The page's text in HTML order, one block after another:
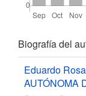
Detalles
del
Biografía del
Eduardo
AUTÓNOMA